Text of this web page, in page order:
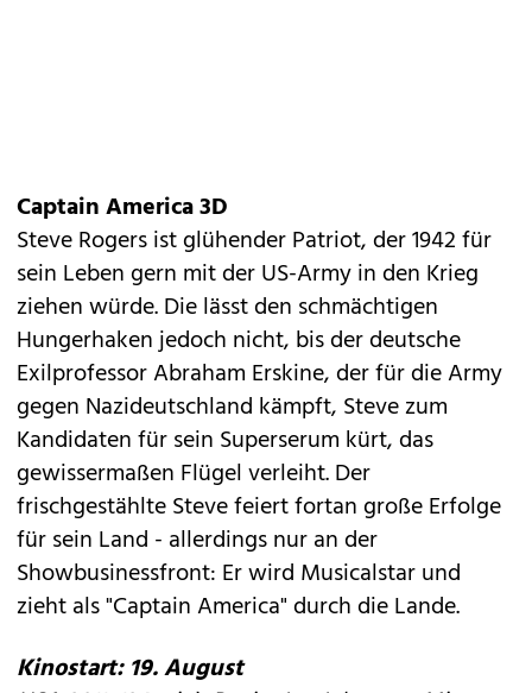
Captain America 3D
Steve Rogers ist glühender Patriot, der 1942 für
sein Leben gern mit der US-Army in den Krieg
ziehen würde. Die lässt den schmächtigen
Hungerhaken jedoch nicht, bis der deutsche
Exilprofessor Abraham Erskine, der für die Army
gegen Nazideutschland kämpft, Steve zum
Kandidaten für sein Superserum kürt, das
gewissermaßen Flügel verleiht. Der
frischgestählte Steve feiert fortan große Erfolge
für sein Land - allerdings nur an der
Showbusinessfront: Er wird Musicalstar und
zieht als "Captain America" durch die Lande.
Kinostart: 19. August